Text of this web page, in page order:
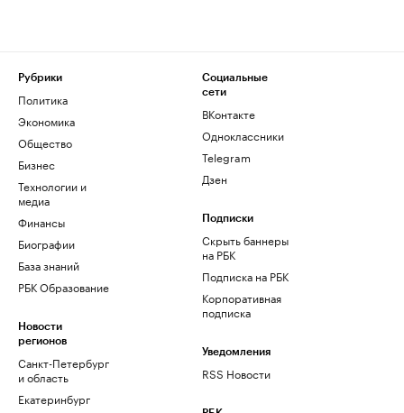
Рубрики
Политика
Экономика
Общество
Бизнес
Технологии и
медиа
Финансы
Биографии
База знаний
РБК Образование
Новости
регионов
Санкт-Петербург
и область
Екатеринбург
Социальные
сети
ВКонтакте
Одноклассники
Telegram
Дзен
Подписки
Скрыть баннеры
на РБК
Подписка на РБК
Корпоративная
подписка
Уведомления
RSS Новости